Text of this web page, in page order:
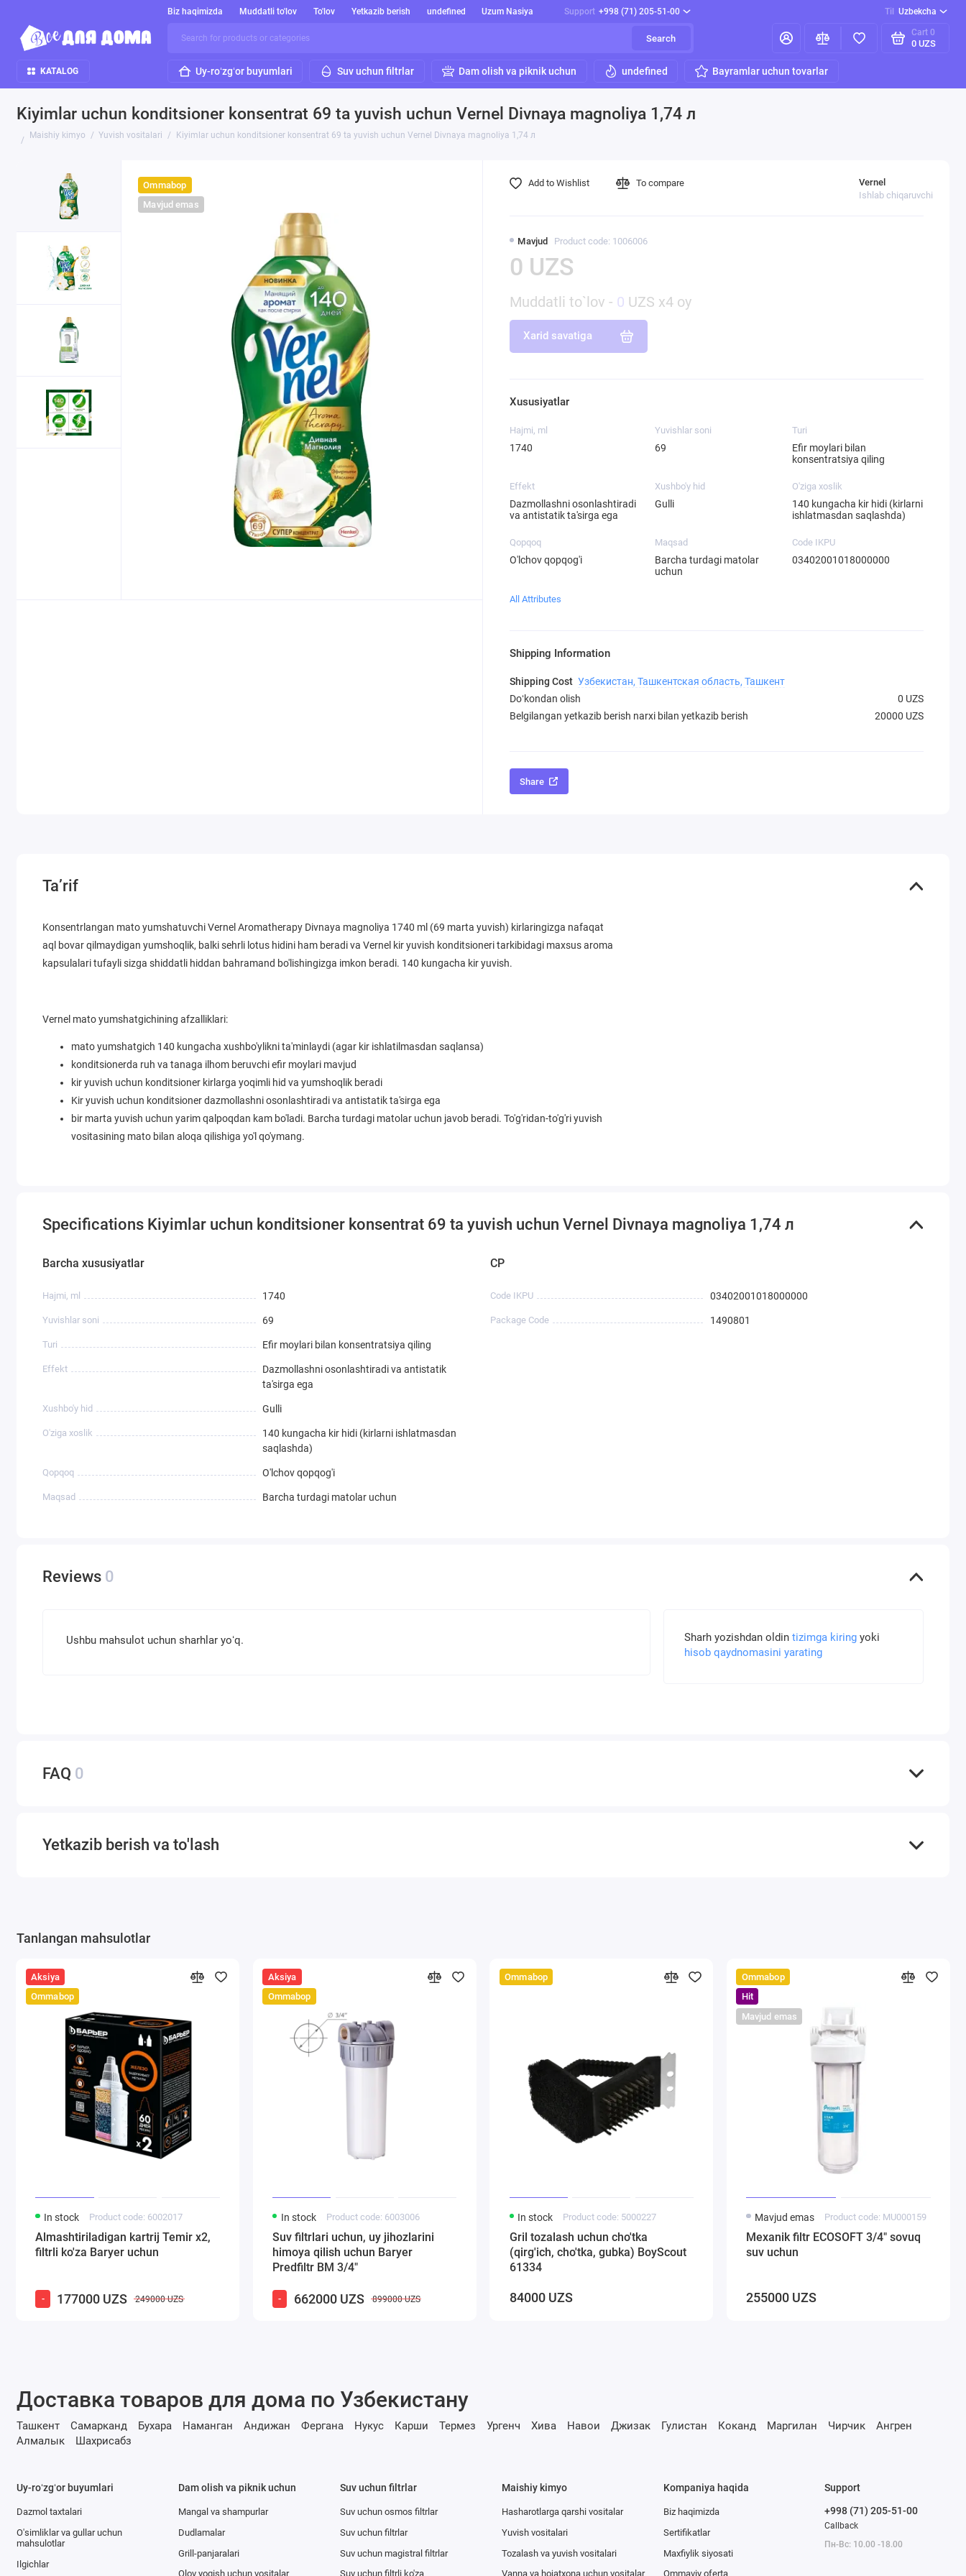
Biz haqimizda Muddatli to'lov To'lov Yetkazib berish undefined Uzum Nasiya Support +998 (71) 205-51-00 Til Uzbekcha
Search
Cart 0
0 UZS
KATALOG Uy-roʻzgʻor buyumlari Suv uchun filtrlar Dam olish va piknik uchun undefined Bayramlar uchun tovarlar
Kiyimlar uchun konditsioner konsentrat 69 ta yuvish uchun Vernel Divnaya magnoliya 1,74 л
Maishiy kimyo Yuvish vositalari Kiyimlar uchun konditsioner konsentrat 69 ta yuvish uchun Vernel Divnaya magnoliya 1,74 л
Ommabop
Mavjud emas
Mavjud Product code: 1006006
Vernel
Ishlab chiqaruvchi
0 UZS
Muddatli to`lov - 0 UZS x4 oy
Xarid savatiga
Add to Wishlist To compare
Xususiyatlar
Hajmi, ml
1740
Yuvishlar soni
69
Turi
Efir moylari bilan
konsentratsiya qiling
Effekt
Dazmollashni osonlashtiradi
va antistatik ta'sirga ega
Xushbo'y hid
Gulli
O'ziga xoslik
140 kungacha kir hidi (kirlarni
ishlatmasdan saqlashda)
Qopqoq
O'lchov qopqog'i
Maqsad
Barcha turdagi matolar
uchun
Code IKPU
03402001018000000
All Attributes
Shipping Information
Shipping Cost Узбекистан, Ташкентская область, Ташкент
Doʻkondan olish
0 UZS
Belgilangan yetkazib berish narxi bilan yetkazib berish
20000 UZS
Share
Ta’rif
Konsentrlangan mato yumshatuvchi Vernel Aromatherapy Divnaya magnoliya 1740 ml (69 marta yuvish) kirlaringizga nafaqat
aql bovar qilmaydigan yumshoqlik, balki sehrli lotus hidini ham beradi va Vernel kir yuvish konditsioneri tarkibidagi maxsus aroma
kapsulalari tufayli sizga shiddatli hiddan bahramand bo'lishingizga imkon beradi. 140 kungacha kir yuvish.
Vernel mato yumshatgichining afzalliklari:
mato yumshatgich 140 kungacha xushbo'ylikni ta'minlaydi (agar kir ishlatilmasdan saqlansa)
konditsionerda ruh va tanaga ilhom beruvchi efir moylari mavjud
kir yuvish uchun konditsioner kirlarga yoqimli hid va yumshoqlik beradi
Kir yuvish uchun konditsioner dazmollashni osonlashtiradi va antistatik ta'sirga ega
bir marta yuvish uchun yarim qalpoqdan kam bo'ladi. Barcha turdagi matolar uchun javob beradi. To'g'ridan-to'g'ri yuvish
vositasining mato bilan aloqa qilishiga yo'l qo'ymang.
Specifications Kiyimlar uchun konditsioner konsentrat 69 ta yuvish uchun Vernel Divnaya magnoliya 1,74 л
Barcha xususiyatlar
Hajmi, ml 1740
Yuvishlar soni 69
Turi Efir moylari bilan konsentratsiya qiling
Effekt
Dazmollashni osonlashtiradi va antistatik
ta'sirga ega
Xushbo'y hid Gulli
O'ziga xoslik
140 kungacha kir hidi (kirlarni ishlatmasdan
saqlashda)
Qopqoq O'lchov qopqog'i
Maqsad Barcha turdagi matolar uchun
CP
Code IKPU 03402001018000000
Package Code 1490801
Reviews 0
Ushbu mahsulot uchun sharhlar yoʻq. Sharh yozishdan oldin tizimga kiring yoki
hisob qaydnomasini yarating
FAQ 0
Yetkazib berish va to'lash
Tanlangan mahsulotlar
Aksiya
Ommabop
In stock Product code: 6002017
Almashtiriladigan kartrij Temir х2,
filtrli ko'za Baryer uchun
- 177000 UZS 249000 UZS
Aksiya
Ommabop
In stock Product code: 6003006
Suv filtrlari uchun, uy jihozlarini
himoya qilish uchun Baryer
Predfiltr BM 3/4"
- 662000 UZS 899000 UZS
Ommabop
In stock Product code: 5000227
Gril tozalash uchun cho'tka
(qirg'ich, cho'tka, gubka) BoyScout
61334
84000 UZS
Ommabop
Hit
Mavjud emas
Mavjud emas Product code: MU000159
Mexanik filtr ECOSOFT 3/4" sovuq
suv uchun
255000 UZS
Доставка товаров для дома по Узбекистану
Ташкент Самарканд Бухара Наманган Андижан Фергана Нукус Карши Термез Ургенч Хива Навои Джизак Гулистан Коканд Маргилан Чирчик
Ангрен
Алмалык
Шахрисабз
Uy-roʻzgʻor buyumlari
Dazmol taxtalari
O'simliklar va gullar uchun
mahsulotlar
Ilgichlar
Dam olish va piknik uchun
Mangal va shampurlar
Dudlamalar
Grill-panjaralari
Olov yoqish uchun vositalar
Suv uchun filtrlar
Suv uchun osmos filtrlar
Suv uchun filtrlar
Suv uchun magistral filtrlar
Suv uchun filtrli ko'za
Maishiy kimyo
Hasharotlarga qarshi vositalar
Yuvish vositalari
Tozalash va yuvish vositalari
Vanna va hojatxona uchun vositalar
Kompaniya haqida
Biz haqimizda
Sertifikatlar
Maxfiylik siyosati
Ommaviy oferta
Support
+998 (71) 205-51-00
Callback
Пн-Вс: 10.00 -18.00